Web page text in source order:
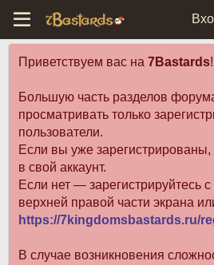
Приветствуем вас на 7Bastards!
Большую часть разделов
просматривать только
пользователи.
Если вы уже
в свой аккаунт.
Если нет — зарегистрируйтесь
верхней правой части экрана
https://7kingdomsbastards.ru/
В случае возникновения